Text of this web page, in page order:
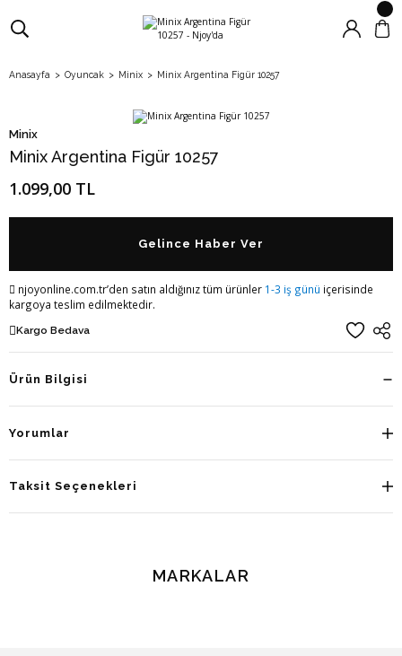
Anasayfa Oyuncak Minix Minix Argentina Figür 10257
Minix
Minix Argentina Figür 10257
1.099,00 TL
Gelince Haber Ver
njoyonline.com.tr’den satın aldığınız tüm ürünler 1-3 iş günü içerisinde
kargoya teslim edilmektedir.
Kargo Bedava
Ürün Bilgisi
Yorumlar
Taksit Seçenekleri
MARKALAR